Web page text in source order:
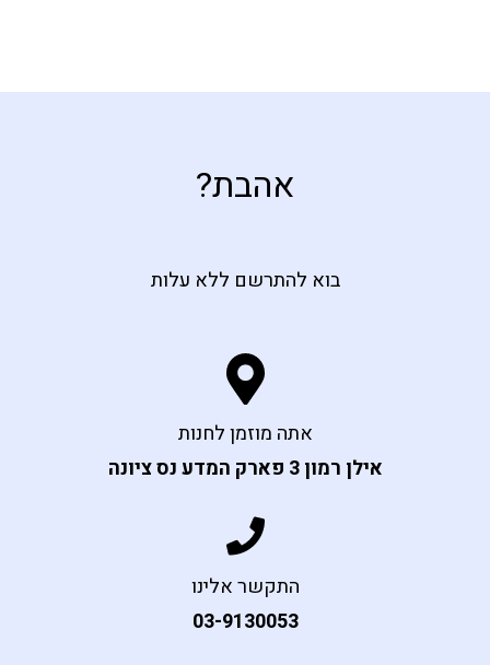
אהבת?
בוא להתרשם ללא עלות
אתה מוזמן לחנות
אילן רמון 3 פארק המדע נס ציונה
התקשר אלינו
03-9130053